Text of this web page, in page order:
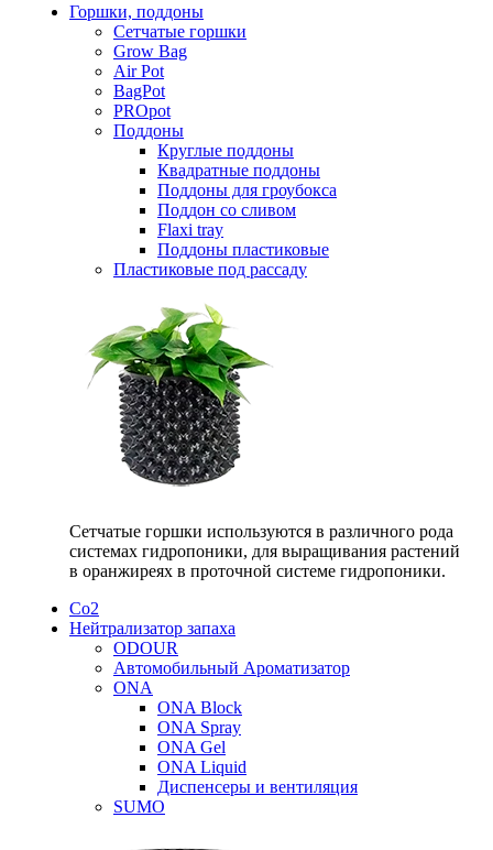
Горшки, поддоны
Сетчатые горшки
Grow Bag
Air Pot
BagPot
PROpot
Поддоны
Круглые поддоны
Квадратные поддоны
Поддоны для гроубокса
Поддон со сливом
Flaxi tray
Поддоны пластиковые
Пластиковые под рассаду
Сетчатые горшки используются в различного рода
системах гидропоники, для выращивания растений
в оранжиреях в проточной системе гидропоники.
Со2
Нейтрализатор запаха
ODOUR
Автомобильный Ароматизатор
ONA
ONA Block
ONA Spray
ONA Gel
ONA Liquid
Диспенсеры и вентиляция
SUMO